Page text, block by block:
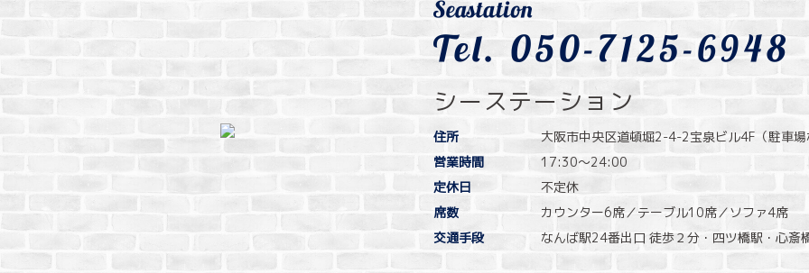
シーステーション
住所
大阪市中央区道頓堀2-4-2宝泉ビル4F（駐車場
営業時間
17:30〜24:00
定休日
不定休
席数
カウンター6席／テーブル10席／ソファ4席
交通手段
なんば駅24番出口 徒歩２分・四ツ橋駅・心斎